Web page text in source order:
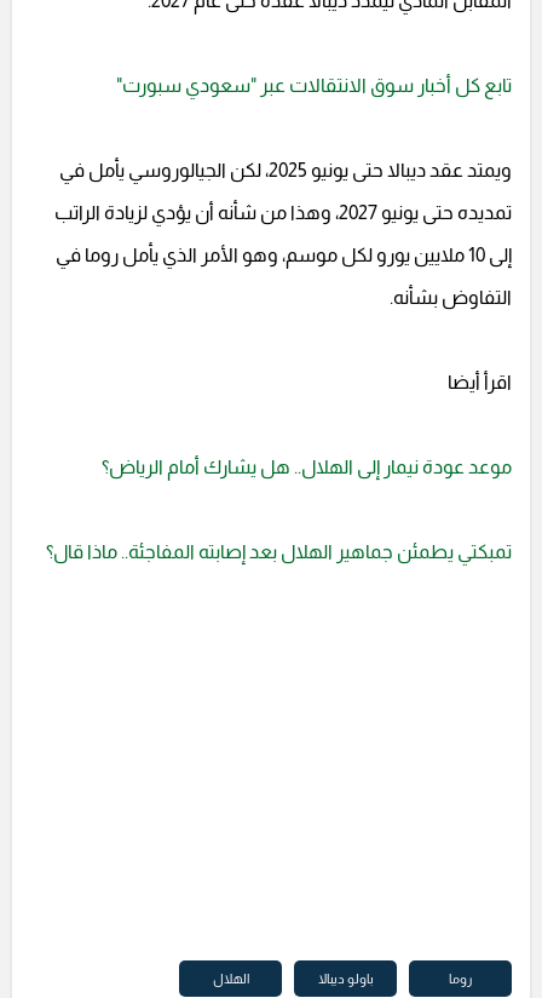
تابع كل أخبار سوق الانتقالات عبر "سعودي سبورت"
ويمتد عقد ديبالا حتى يونيو 2025، لكن الجيالوروسي يأمل في
تمديده حتى يونيو 2027، وهذا من شأنه أن يؤدي لزيادة الراتب
إلى 10 ملايين يورو لكل موسم، وهو الأمر الذي يأمل روما في
التفاوض بشأنه.
اقرأ أيضا
موعد عودة نيمار إلى الهلال.. هل يشارك أمام الرياض؟
تمبكتي يطمئن جماهير الهلال بعد إصابته المفاجئة.. ماذا قال؟
روما باولو ديبالا الهلال